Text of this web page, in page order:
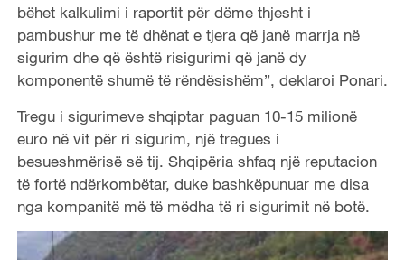
bëhet kalkulimi i raportit për dëme thjesht i
pambushur me të dhënat e tjera që janë marrja në
sigurim dhe që është risigurimi që janë dy
komponentë shumë të rëndësishëm”, deklaroi Ponari.
Tregu i sigurimeve shqiptar paguan 10-15 milionë
euro në vit për ri sigurim, një tregues i
besueshmërisë së tij. Shqipëria shfaq një reputacion
të fortë ndërkombëtar, duke bashkëpunuar me disa
nga kompanitë më të mëdha të ri sigurimit në botë.